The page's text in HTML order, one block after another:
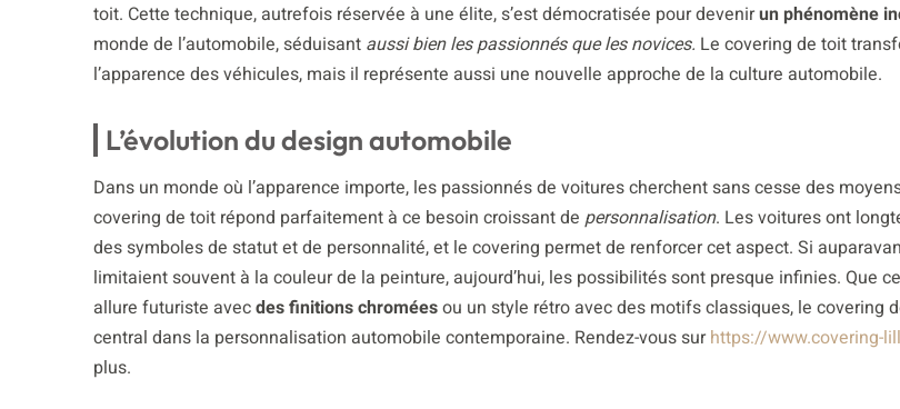
toit. Cette technique, autrefois réservée à une élite, s’est démocratisée pour devenirun phénomène
monde de l’automobile, séduisant aussi bien les passionnés que les novices. Le covering de toit
l’apparence des véhicules, mais il représente aussi une nouvelle approche de la culture automobile.
L’évolution du design automobile
Dans un monde où l’apparence importe, les passionnés de voitures cherchent sans cesse des
covering de toit répond parfaitement à ce besoin croissant de personnalisation. Les voitures ont
des symboles de statut et de personnalité, et le covering permet de renforcer cet aspect. Si
limitaient souvent à la couleur de la peinture, aujourd’hui, les possibilités sont presque infinies. Que
allure futuriste avecdes finitions chroméesou un style rétro avec des motifs classiques, le covering
central dans la personnalisation automobile contemporaine. Rendez-vous surhttps://www.covering-
plus.